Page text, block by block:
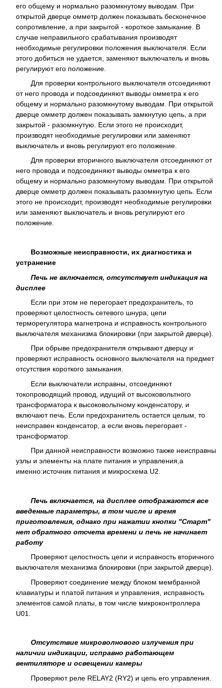
его общему и нормально разомкнутому выводам. При
открытой дверце омметр должен показывать бесконечное
сопротивление, а при закрытой - короткое замыкание. В
случае неправильного срабатывания производят
необходимые регулировки положения выключателя. Если
этого добиться не удается, заменяют выключатель и вновь
регулируют его положение.
Для проверки контрольного выключателя отсоединяют
от него провода и подсоединяют выводы омметра к его
общему и нормально разомкнутому выводам. При открытой
дверце омметр должен показывать замкнутую цепь, а при
закрытой - разомкнутую. Если этого не происходит,
производят необходимые регулировки или заменяют
выключатель и вновь регулируют его положение.
Для проверки вторичного выключателя отсоединяют от
него провода и подсоединяют выводы омметра к его
общему и нормально разомкнутому выводам. При открытой
дверце омметр должен показывать разомкнутую цепь. Если
этого не происходит, производят необходимые регулировки
или заменяют выключатель и вновь регулируют его
положение.
Возможные неисправности, их диагностика и
устранение
Печь не включается, отсутствует индикация на
дисплее
Если при этом не перегорает предохранитель, то
проверяют целостность сетевого шнура, цепи
терморегулятора магнетрона и исправность контрольного
выключателя механизма блокировки (при закрытой дверце).
При обрыве предохранителя открывают дверцу и
проверяют исправность основного выключателя на предмет
отсутствия короткого замыкания.
Если выключатели исправны, отсоединяют
токопроводящий провод, идущий от высоковольтного
трансформатора к высоковольтному конденсатору, и
включают печь. Если предохранитель остается целым, то
неисправен конденсатор, а если вновь перегорает -
трансформатор.
При данной неисправности возможно также неисправны
узлы и элементы на плате питания и управления,а
именно:источник питания и микросхема U2.
Печь включается, на дисплее отображаются все
введенные параметры, в том числе и время
приготовления, однако при нажатии кнопки "Старт"
нет обратного отсчета времени и печь не начинает
работу
Проверяют целостность цепи и исправность вторичного
выключателя механизма блокировки (при закрытой дверце).
Проверяют соединение между блоком мембранной
клавиатуры и платой питания и управления, исправность
элементов самой платы, в том числе микроконтроллера
U01.
Отсутствие микроволнового излучения при
наличии индикации, исправно работающем
вентиляторе и освещении камеры
Проверяют реле RELAY2 (RY2) и цепь его управления.